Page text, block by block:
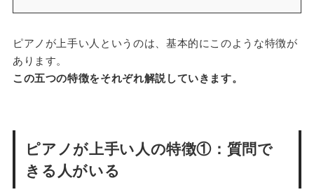
ピアノが上手い人というのは、基本的にこのような特徴が
あります。
この五つの特徴をそれぞれ解説していきます。
ピアノが上手い人の特徴①：質問で
きる人がいる